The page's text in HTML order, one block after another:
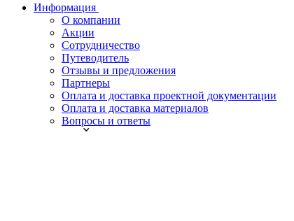
Информация
О компании
Акции
Сотрудничество
Путеводитель
Отзывы и предложения
Партнеры
Оплата и доставка проектной документации
Оплата и доставка материалов
Вопросы и ответы